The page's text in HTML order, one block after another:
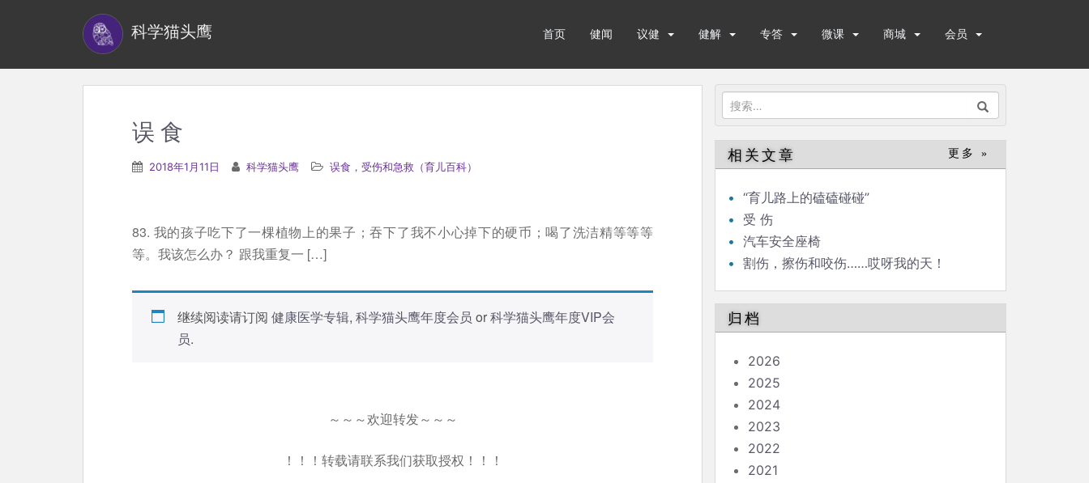
科学猫头鹰 首页 健闻 议健 健解 专答 微课 商城 会员
搜
索：
误 食
2018年1月11日 科学猫头鹰 误食，受伤和急救（育儿百科）
83. 我的孩子吃下了一棵植物上的果子；吞下了我不小心掉下的硬币；喝了洗洁精等等等
等。我该怎么办？ 跟我重复一 […]
继续阅读请订阅 健康医学专辑, 科学猫头鹰年度会员 or科学猫头鹰年度VIP会
员.
～～～欢迎转发～～～
！！！转载请联系我们获取授权！！！
相关文章 更多 »
“育儿路上的磕磕碰碰”
受 伤
汽车安全座椅
割伤，擦伤和咬伤……哎呀我的天！
归档
2026
2025
2024
2023
2022
2021